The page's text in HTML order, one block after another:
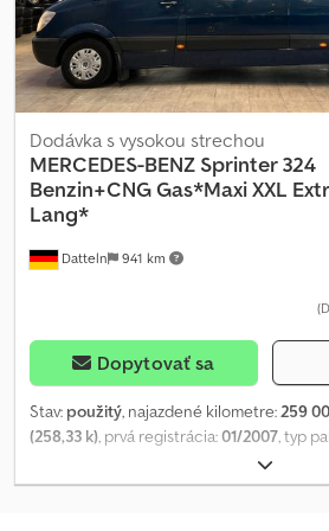
Datteln 941 km
Dodávka s vysokou strechou
MERCEDES-BENZ Sprinter 324
Benzin+CNG Gas*Maxi XXL
Lang*
Dopytovať sa
Stav: použitý, najazdené kilometre:259
(258,33 k), prvá registrácia:01/2007, typ
modrá, typ
emisná trieda:Euro 5, počet sedadiel:3,